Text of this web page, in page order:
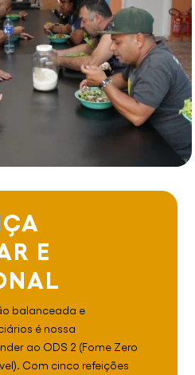
E
balanceada e
é nossa
ao ODS 2 (Fome Zero
Com cinco refeições